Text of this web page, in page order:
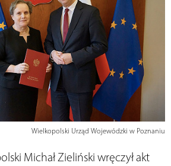
Wielkopolski Urząd Wojewódzki w Poznaniu
Michał Zieliński wręczył akt